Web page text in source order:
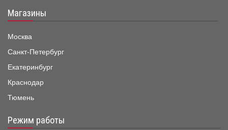
Магазины
Москва
Санкт-Петербург
Екатеринбург
Краснодар
Тюмень
Режим работы